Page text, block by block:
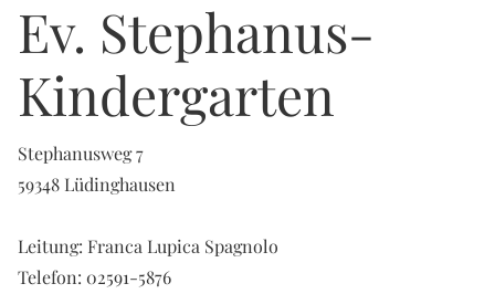
Ev. Stephanus-
Kindergarten
Stephanusweg 7
59348 Lüdinghausen
Leitung: Franca Lupica Spagnolo
Telefon: 02591-5876